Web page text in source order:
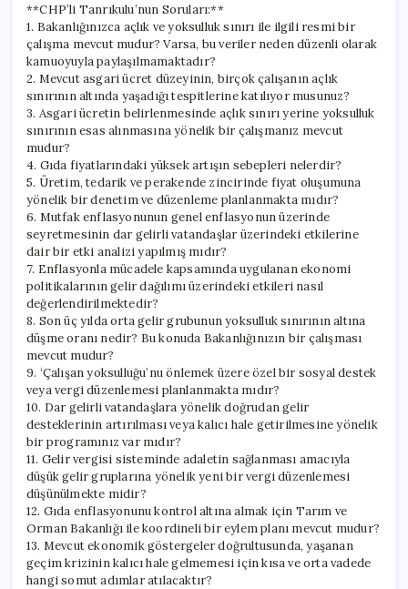
**CHP’li Tanrıkulu’nun Soruları:**
1. Bakanlığınızca açlık ve yoksulluk sınırı ile ilgili resmi bir
çalışma mevcut mudur? Varsa, bu veriler neden düzenli olarak
kamuoyuyla paylaşılmamaktadır?
2. Mevcut asgari ücret düzeyinin, birçok çalışanın açlık
sınırının altında yaşadığı tespitlerine katılıyor musunuz?
3. Asgari ücretin belirlenmesinde açlık sınırı yerine yoksulluk
sınırının esas alınmasına yönelik bir çalışmanız mevcut
mudur?
4. Gıda fiyatlarındaki yüksek artışın sebepleri nelerdir?
5. Üretim, tedarik ve perakende zincirinde fiyat oluşumuna
yönelik bir denetim ve düzenleme planlanmakta mıdır?
6. Mutfak enflasyonunun genel enflasyonun üzerinde
seyretmesinin dar gelirli vatandaşlar üzerindeki etkilerine
dair bir etki analizi yapılmış mıdır?
7. Enflasyonla mücadele kapsamında uygulanan ekonomi
politikalarının gelir dağılımı üzerindeki etkileri nasıl
değerlendirilmektedir?
8. Son üç yılda orta gelir grubunun yoksulluk sınırının altına
düşme oranı nedir? Bu konuda Bakanlığınızın bir çalışması
mevcut mudur?
9. ‘Çalışan yoksulluğu’nu önlemek üzere özel bir sosyal destek
veya vergi düzenlemesi planlanmakta mıdır?
10. Dar gelirli vatandaşlara yönelik doğrudan gelir
desteklerinin artırılması veya kalıcı hale getirilmesine yönelik
bir programınız var mıdır?
11. Gelir vergisi sisteminde adaletin sağlanması amacıyla
düşük gelir gruplarına yönelik yeni bir vergi düzenlemesi
düşünülmekte midir?
12. Gıda enflasyonunu kontrol altına almak için Tarım ve
Orman Bakanlığı ile koordineli bir eylem planı mevcut mudur?
13. Mevcut ekonomik göstergeler doğrultusunda, yaşanan
geçim krizinin kalıcı hale gelmemesi için kısa ve orta vadede
hangi somut adımlar atılacaktır?